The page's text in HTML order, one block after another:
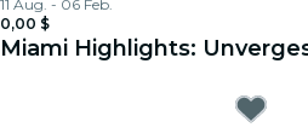
Skis
11 Aug. - 06 Feb.
0,00 $
Miami Highlights: